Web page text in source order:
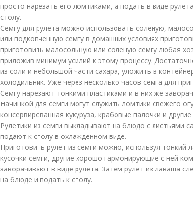
просто нарезать его ломтиками, а подать в виде
столу.
Семгу для рулета можно использовать соленую,
или подкопченную семгу в домашних условиях
приготовить малосольную или соленую семгу любая
приложив минимум усилий к этому процессу.
из соли и небольшой части сахара, уложить в
холодильник. Уже через несколько часов семга для
Семгу нарезают тонкими пластиками и в них же
Начинкой для семги могут служить ломтики свежего
консервированная кукуруза, крабовые палочки и
Рулетики из семги выкладывают на блюдо с листьями
подают к столу в охлажденном виде.
Приготовить рулет из семги можно, используя тонкий
кусочки семги, другие хорошо гармонирующие с ней
заворачивают в виде рулета. Затем рулет из лаваша
на блюде и подать к столу.